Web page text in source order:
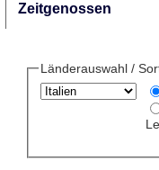
Zeitgenossen
Länderauswahl /